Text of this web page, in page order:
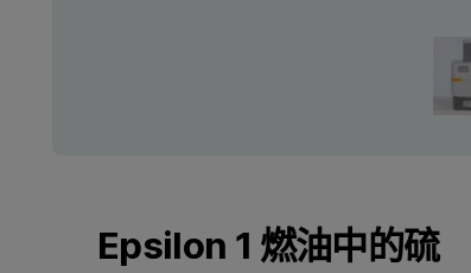
Epsilon 1 燃油中的硫